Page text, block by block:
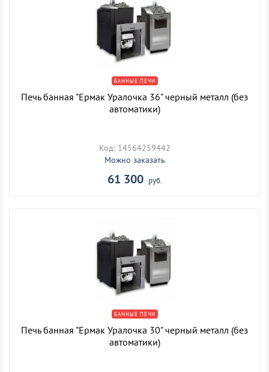
БАННЫЕ ПЕЧИ
Печь банная "Ермак Уралочка 36" черный металл (без
автоматики)
Код: 14564259442
Можно заказать
61 300 руб.
БАННЫЕ ПЕЧИ
Печь банная "Ермак Уралочка 30" черный металл (без
автоматики)